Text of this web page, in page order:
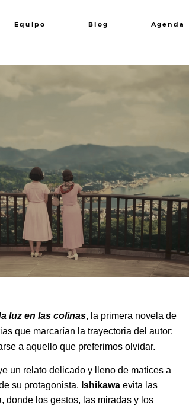
Equipo Blog Agenda
luz en las colinas, la primera novela de
que marcarían la trayectoria del autor:
a aquello que preferimos olvidar.
un relato delicado y lleno de matices a
su protagonista. Ishikawa evita las
donde los gestos, las miradas y los